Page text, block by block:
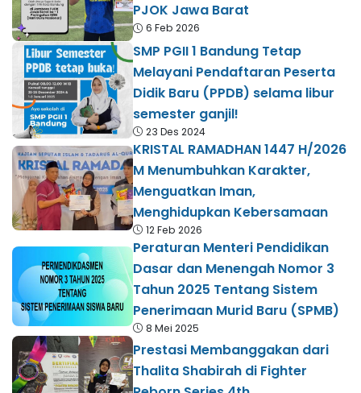
PJOK Jawa Barat
6 Feb 2026
SMP PGII 1 Bandung Tetap
Melayani Pendaftaran Peserta
Didik Baru (PPDB) selama libur
semester ganjil!
23 Des 2024
KRISTAL RAMADHAN 1447 H/2026
M Menumbuhkan Karakter,
Menguatkan Iman,
Menghidupkan Kebersamaan
12 Feb 2026
Peraturan Menteri Pendidikan
Dasar dan Menengah Nomor 3
Tahun 2025 Tentang Sistem
Penerimaan Murid Baru (SPMB)
8 Mei 2025
Prestasi Membanggakan dari
Thalita Shabirah di Fighter